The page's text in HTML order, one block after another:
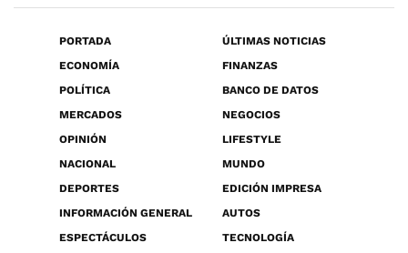
PORTADA
ÚLTIMAS NOTICIAS
ECONOMÍA
FINANZAS
POLÍTICA
BANCO DE DATOS
MERCADOS
NEGOCIOS
OPINIÓN
LIFESTYLE
NACIONAL
MUNDO
DEPORTES
EDICIÓN IMPRESA
INFORMACIÓN GENERAL
AUTOS
ESPECTÁCULOS
TECNOLOGÍA